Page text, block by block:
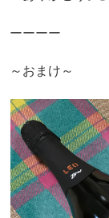
ーーーー
～おまけ～